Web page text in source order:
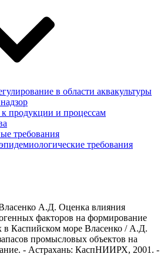
в области аквакультуры
к продукции и процессам
требования
требования
А.Д. Оценка влияния
факторов на формирование
в Каспийском море Власенко / А.Д.
промысловых объектов на
- Астрахань: КаспНИИРХ, 2001. -